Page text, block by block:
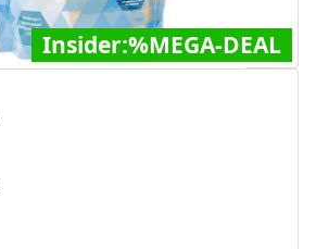
Insider:%MEGA-DEAL